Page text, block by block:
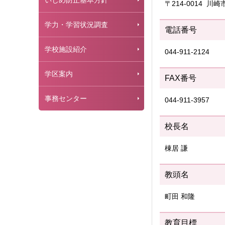
学力・学習状況調査
学校施設紹介
学区案内
事務センター
〒214-0014 川崎
電話番号
044-911-2124
FAX番号
044-911-3957
校長名
棟居 謙
教頭名
町田 和隆
教育目標